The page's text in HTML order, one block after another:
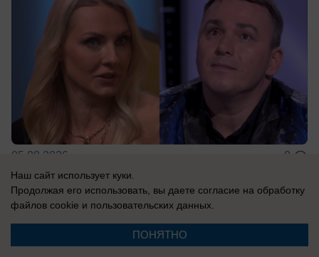
05.08.2026 0
В России
«Последний президент Украины»:
пророчество Жириновского уже
Наш сайт использует куки.
Продолжая его использовать, вы даете согласие на обработку
файлов cookie и пользовательских данных.
ПОНЯТНО